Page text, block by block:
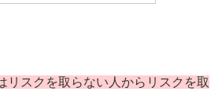
リスクを取らない人からリスクを取